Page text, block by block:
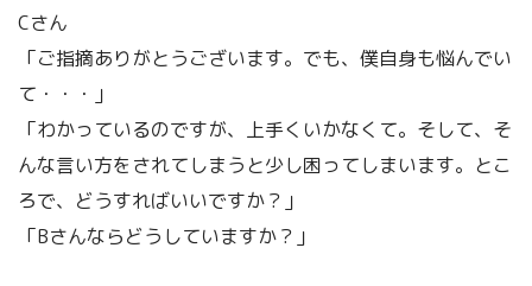
Cさん
「ご指摘ありがとうございます。でも、僕自身も悩んでい
て・・・」
「わかっているのですが、上手くいかなくて。そして、そ
んな言い方をされてしまうと少し困ってしまいます。とこ
ろで、どうすればいいですか？」
「Bさんならどうしていますか？」